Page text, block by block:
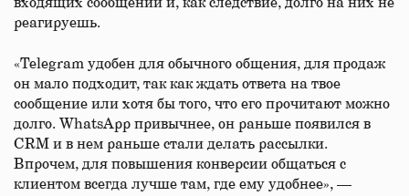
реагируешь.
«Telegram удобен для обычного общения, для продаж
он мало подходит, так как ждать ответа на твое
сообщение или хотя бы того, что его прочитают можно
долго. WhatsApp привычнее, он раньше появился в
CRM и в нем раньше стали делать рассылки.
Впрочем, для повышения конверсии общаться с
клиентом всегда лучше там, где ему удобнее», —